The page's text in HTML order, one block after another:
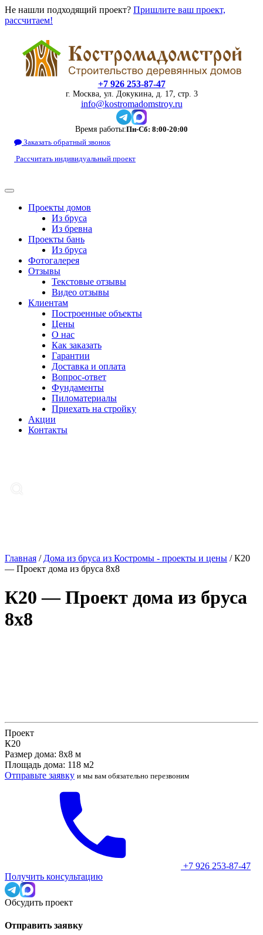
Не нашли подходящий проект? Пришлите ваш проект,
рассчитаем!
+7 926 253-87-47
г. Москва, ул. Докукина, д. 17, стр. 3
info@kostromadomstroy.ru
Время работы:Пн-Сб: 8:00-20:00
Заказать обратный звонок
Рассчитать индивидуальный проект
Проекты домов
Из бруса
Из бревна
Проекты бань
Из бруса
Фотогалерея
Отзывы
Текстовые отзывы
Видео отзывы
Клиентам
Построенные объекты
Цены
О нас
Как заказать
Гарантии
Доставка и оплата
Вопрос-ответ
Фундаменты
Пиломатериалы
Приехать на стройку
Акции
Контакты
Главная / Дома из бруса из Костромы - проекты и цены /К20
— Проект дома из бруса 8х8
К20 — Проект дома из бруса
8х8
Проект
К20
Размер дома: 8х8 м
Площадь дома: 118 м2
Отправьте заявку и мы вам обязательно перезвоним
+7 926 253-87-47
Получить консультацию
Обсудить проект
Отправить заявку